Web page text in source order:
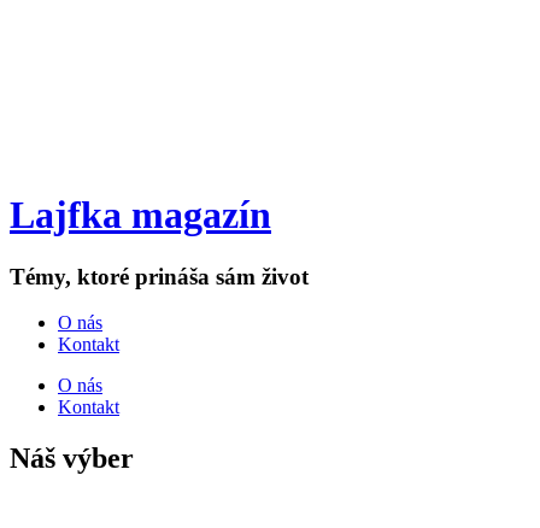
Lajfka magazín
Témy, ktoré prináša sám život
O nás
Kontakt
O nás
Kontakt
Náš výber